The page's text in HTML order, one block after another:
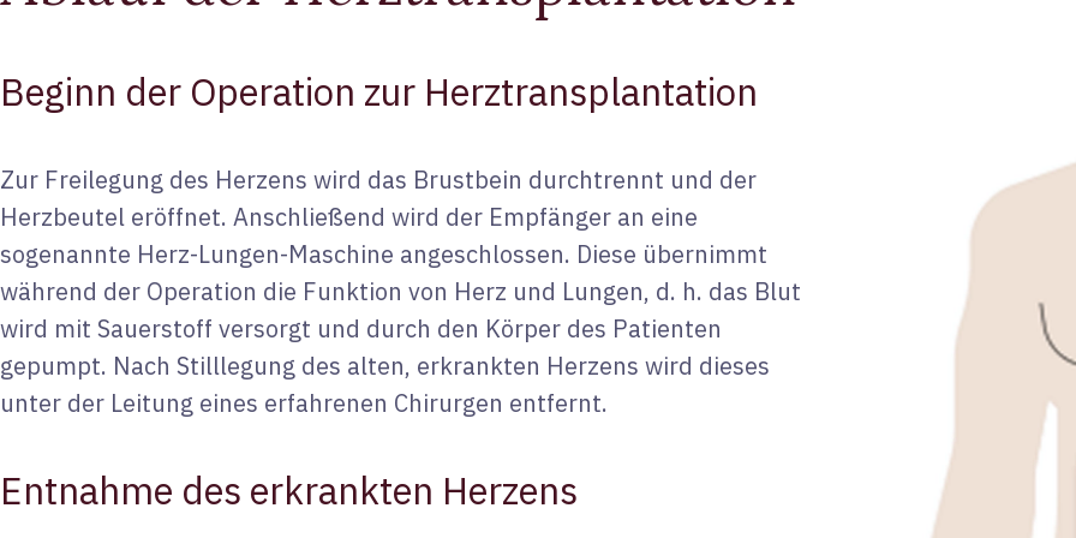
Beginn der Operation zur Herztransplantation
Zur Freilegung des Herzens wird das Brustbein durchtrennt und der
Herzbeutel eröffnet. Anschließend wird der Empfänger an eine
sogenannte Herz-Lungen-Maschine angeschlossen. Diese übernimmt
während der Operation die Funktion von Herz und Lungen, d. h. das Blut
wird mit Sauerstoff versorgt und durch den Körper des Patienten
gepumpt. Nach Stilllegung des alten, erkrankten Herzens wird dieses
unter der Leitung eines erfahrenen Chirurgen entfernt.
Entnahme des erkrankten Herzens